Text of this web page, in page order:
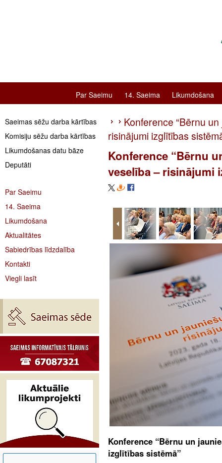
Par Saeimu 14. Saeima Likumdošana
Saeimas sēžu darba kārtības
Komisiju sēžu darba kārtības
Likumdošanas datu bāze
Deputāti
Par Saeimu
14. Saeima
Likumdošana
Aktualitātes
Sabiedrības līdzdalība
Kontakti
Viegli lasīt
Konference “Bērnu
risinājumi izglītības
Konference “Bērnu
veselība – risinājumi
Konference “Bērnu un
izglītības sistēmā”